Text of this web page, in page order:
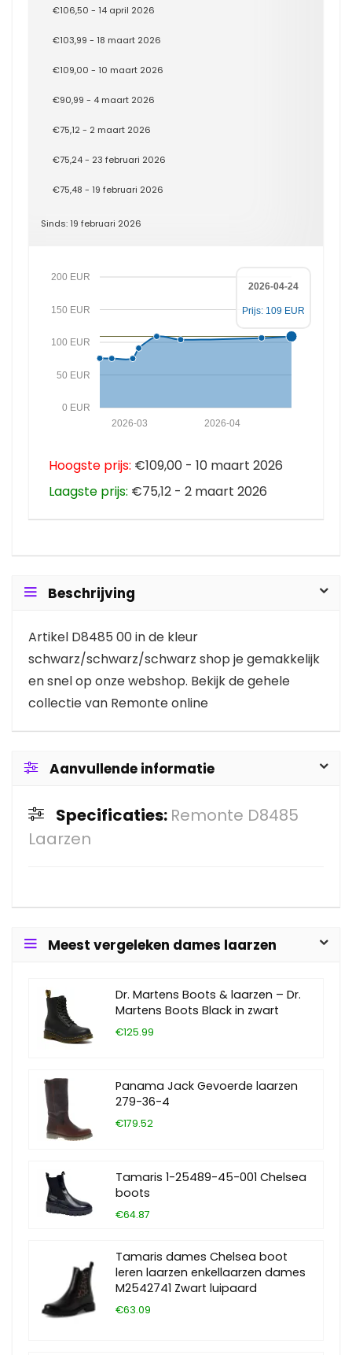
€106,50 - 14 april 2026
€103,99 - 18 maart 2026
€109,00 - 10 maart 2026
€90,99 - 4 maart 2026
€75,12 - 2 maart 2026
€75,24 - 23 februari 2026
€75,48 - 19 februari 2026
Sinds: 19 februari 2026
0 EUR
50 EUR
100 EUR
150 EUR
200 EUR
2026-04
2026-03
2026-04-24
Prijs: 109 EUR
Hoogste prijs: €109,00 - 10 maart 2026
Laagste prijs: €75,12 - 2 maart 2026
Beschrijving
Artikel D8485 00 in de kleur
schwarz/schwarz/schwarz shop je gemakkelijk
en snel op onze webshop. Bekijk de gehele
collectie van Remonte online
Aanvullende informatie
Specificaties: Remonte D8485
Laarzen
Meest vergeleken dames laarzen
Dr. Martens Boots & laarzen – Dr.
Martens Boots Black in zwart
€125.99
Panama Jack Gevoerde laarzen
279-36-4
€179.52
Tamaris 1-25489-45-001 Chelsea
boots
€64.87
Tamaris dames Chelsea boot
leren laarzen enkellaarzen dames
M2542741 Zwart luipaard
€63.09